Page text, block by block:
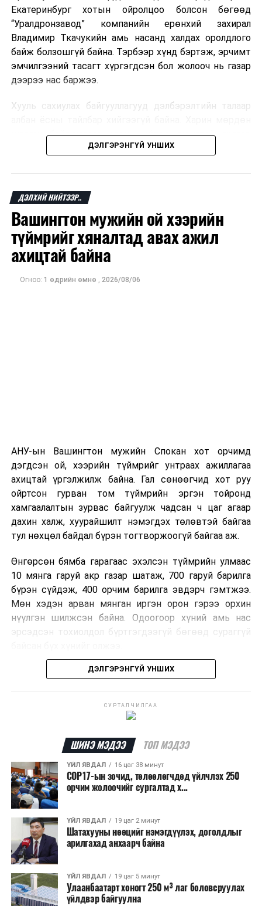
Екатеринбург хотын ойролцоо болсон бөгөөд
“Уралдронзавод” компанийн ерөнхий захирал
Владимир Ткачукийн амь насанд халдах оролдлого
байж болзошгүй байна. Тэрбээр хүнд бэртэж, эрчимт
эмчилгээний тасагт хүргэгдсэн бол жолооч нь газар
дээрээ нас баржээ.
Хууль сахиулах байгууллагууд дэлбэрэлтийн талаар
шалгах байгууллага олон нийтэд аюултай аргаар
хүний амь насанд халдахыг завдсан гэх үндэслэлээр
мэдээлжээ.
“Уралдронзавод” компани 2023 онд Екатеринбург
хотод байгуулагдсан бөгөөд нисгэгчгүй нисэх
төхөөрөмж үйлдвэрлэдэг аж. Тус компанийн 2025
оны орлого 6.2 тэрбум рубль, цэвэр ашиг нь 1.9
тэрбум рубльд хүрсэн гэж РБК мэдээлсэн байна.
Одоогоор дэлбэрэлтийн шалтгаан, хэрэгт холбоотой
ДЭЛГЭРЭНГҮЙ УНШИХ
ДЭЛХИЙ НИЙТЭЭР..
Вашингтон мужийн ой хээрийн
түймрийг хяналтад авах ажил
ахицтай байна
Огноо: 1 өдрийн өмнө , 2026/08/06
АНУ-ын Вашингтон мужийн Спокан хот орчимд
дэгдсэн ой, хээрийн түймрийг унтраах ажиллагаа
ахицтай үргэлжилж байна. Гал сөнөөгчид хот руу
ойртсон гурван том түймрийн эргэн тойронд
хамгаалалтын зурвас байгуулж чадсан ч цаг агаар
дахин халж, хуурайшилт нэмэгдэх төлөвтэй байгаа
тул нөхцөл байдал бүрэн тогтворжоогүй байгаа аж.
Өнгөрсөн бямба гарагаас эхэлсэн түймрийн улмаас
10 мянга гаруй акр газар шатаж, 700 гаруй барилга
бүрэн сүйдэж, 400 орчим барилга эвдэрч гэмтжээ.
Мөн хэдэн арван мянган иргэн орон гэрээ орхин
нүүлгэн шилжсэн байна. Одоогоор хүний амь нас
эрсэдсэн тохиолдол бүртгэгдээгүй бөгөөд сураггүй
Албаныхны мэдээлснээр түймрийн нэг голомтыг
шатаасан гэх үндэслэлээр эрүүгийн хэрэг үүсгэн
шалтгааныг үргэлжлүүлэн тогтоож байгаа бөгөөд
аянгын улмаас үүсээгүй гэж үзэж байгаа аж.
Одоогоор АНУ даяар 13 мужид 90 гаруй томоохон ой,
хээрийн түймэр идэвхтэй үргэлжилж байгаагийн
талаас илүү нь Орегон болон Вашингтон мужид
бүртгэгдсэн байна. Цаг уурын байгууллагууд ойрын
өдрүүдэд агаарын температур дахин огцом
нэмэгдэж, хуурайшилт эрчимжих төлөвтэй байгааг
анхааруулсан бөгөөд энэ нь гал унтраах ажиллагаанд
шинэ сорилт учруулж болзошгүйг онцолжээ.
ДЭЛГЭРЭНГҮЙ УНШИХ
СУРТАЛЧИЛГАА
ШИНЭ МЭДЭЭ ТОП МЭДЭЭ
ҮЙЛ ЯВДАЛ 16 цаг 38 минут
COP17-ын зочид, төлөөлөгчдөд үйлчлэх 250
орчим жолоочийг сургалтад х...
ҮЙЛ ЯВДАЛ 19 цаг 2 минут
Шатахууны нөөцийг нэмэгдүүлэх, доголдлыг
арилгахад анхаарч байна
ҮЙЛ ЯВДАЛ 19 цаг 5 минут
Улаанбаатарт хоногт 250 м³ лаг боловсруулах
үйлдвэр байгуулна